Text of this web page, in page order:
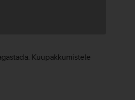
Kuupakkumistele